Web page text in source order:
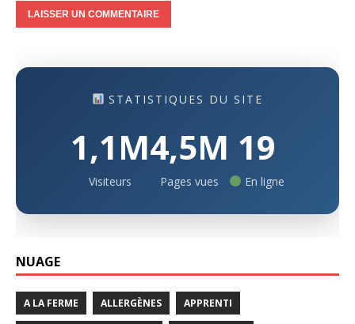
STATISTIQUES DU SITE
1,1M
Visiteurs
4,5M
Pages vues
19
En ligne
NUAGE
A LA FERME ALLERGÈNES APPRENTI